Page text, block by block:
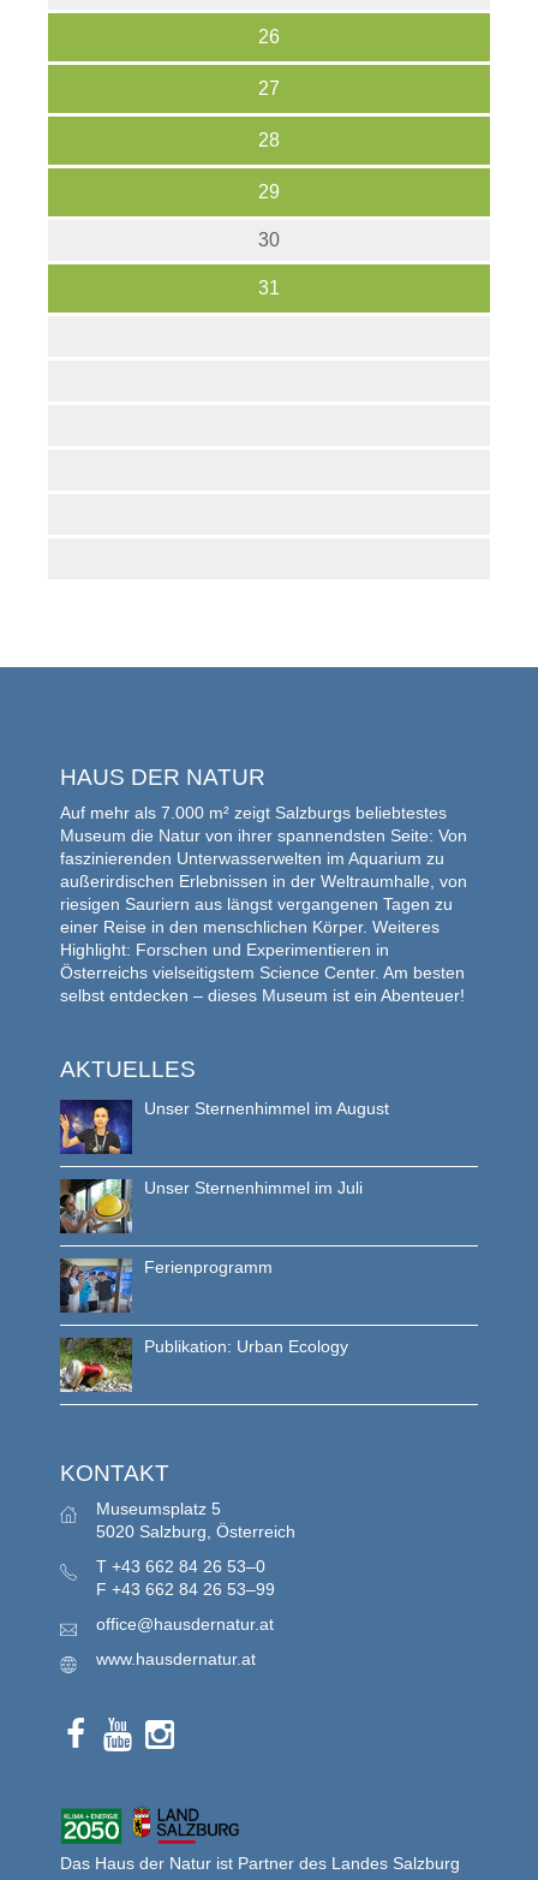
26
27
28
29
30
31
HAUS DER NATUR
Auf mehr als 7.000 m² zeigt Salzburgs beliebtestes
Museum die Natur von ihrer spannendsten Seite: Von
faszinierenden Unterwasserwelten im Aquarium zu
außerirdischen Erlebnissen in der Weltraumhalle, von
riesigen Sauriern aus längst vergangenen Tagen zu
einer Reise in den menschlichen Körper. Weiteres
Highlight: Forschen und Experimentieren in
Österreichs vielseitigstem Science Center. Am besten
selbst entdecken – dieses Museum ist ein Abenteuer!
AKTUELLES
Unser Sternenhimmel im August
Unser Sternenhimmel im Juli
Ferienprogramm
Publikation: Urban Ecology
KONTAKT
Museumsplatz 5
5020 Salzburg, Österreich
T +43 662 84 26 53–0
F +43 662 84 26 53–99
office@hausdernatur.at
www.hausdernatur.at
Das Haus der Natur ist Partner des Landes Salzburg